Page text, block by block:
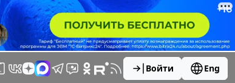
Войти Eng